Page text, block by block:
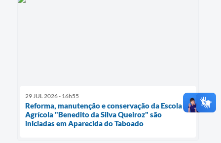
29 JUL 2026 - 16h55
Reforma, manutenção e conservação da Escola
Agrícola "Benedito da Silva Queiroz" são
iniciadas em Aparecida do Taboado